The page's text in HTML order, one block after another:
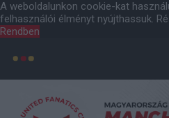
A weboldalunkon cookie-kat
felhasználói élményt nyújthassuk.
Rendben